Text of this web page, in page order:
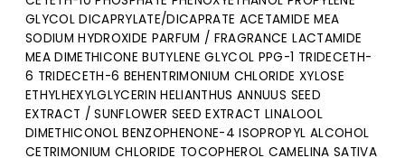
GLYCOL DICAPRYLATE/DICAPRATE ACETAMIDE MEA
SODIUM HYDROXIDE PARFUM / FRAGRANCE LACTAMIDE
MEA DIMETHICONE BUTYLENE GLYCOL PPG-1 TRIDECETH-
6 TRIDECETH-6 BEHENTRIMONIUM CHLORIDE XYLOSE
ETHYLHEXYLGLYCERIN HELIANTHUS ANNUUS SEED
EXTRACT / SUNFLOWER SEED EXTRACT LINALOOL
DIMETHICONOL BENZOPHENONE-4 ISOPROPYL ALCOHOL
CETRIMONIUM CHLORIDE TOCOPHEROL CAMELINA SATIVA